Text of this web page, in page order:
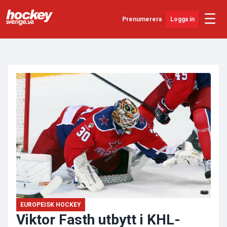
Prenumerera Logga in ☰
SHL
Evenemang
Övrigt
EUROPEISK HOCKEY
Viktor Fasth utbytt i KHL-